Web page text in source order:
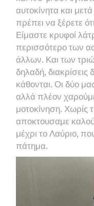
αυτοκίνητα και
πρέπει να ξέρετε
Είμαστε κρυφοί
περισσότερο των
άλλων. Και των
δηλαδή,
κάθονται. Οι δύο
αλλά πλέον
μοτοκίνηση. Χωρίς
αποκτουσαμε
μέχρι το Λαύριο,
πάτημα.